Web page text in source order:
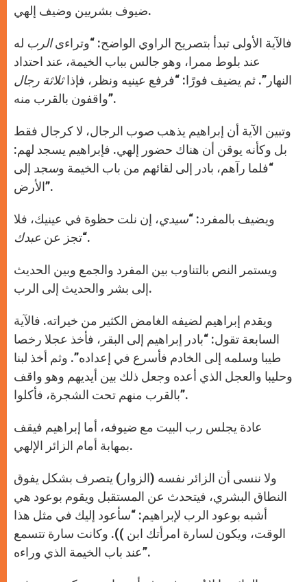
ضيوف بشريين وضيف إلهي.
فالآية الأولى تبدأ بتصريح الراوي الواضح: “وتراءىالرب له
عند بلوط ممرا، وهو جالس بباب الخيمة، عند احتداد
النهار”. ثم يضيف فورًا: “فرفع عينيه ونظر، فإذاثلاثة رجال
واقفون بالقرب منه”.
وتبين الآية أن إبراهيم يذهب صوب الرجال، لا كرجال فقط
بل وكأنه يوقن أن هناك حضور إلهي. فإبراهيم يسجد لهم:
“فلما رآهم، بادر إلى لقائهم من باب الخيمة وسجد إلى
الأرض”.
ويضيف بالمفرد: “سيدي، إن نلت حظوة في عينيك، فلا
تجز عن عبدك “.
ويستمر النص بالتناوب بين المفرد والجمع وبين الحديث
إلى بشر والحديث إلى الرب.
ويقدم إبراهيم لضيفه الغامض الكثير من خيراته. فالآية
السابعة تقول: “بادر إبراهيم إلى البقر، فأخذ عجلا رخصا
طيبا وسلمه إلى الخادم فأسرع في إعداده”. وثم أخذ لبنا
وحليبا والعجل الذي أعده وجعل ذلك بين أيديهم وهو واقف
بالقرب منهم تحت الشجرة، فأكلوا”.
عادة يجلس رب البيت مع ضيوفه، أما إبراهيم فيقف
بمهابة أمام الزائر الإلهي.
ولا ننسى أن الزائر نفسه (الزوار) يتصرف بشكل يفوق
النطاق البشري، فيتحدث عن المستقبل ويقوم بوعود هي
أشبه بوعود الرب لإبراهيم: “سأعود إليك في مثل هذا
الوقت، ويكون لسارة امرأتك ابن )). وكانت سارة تتسمع
عند باب الخيمة الذي وراءه”.